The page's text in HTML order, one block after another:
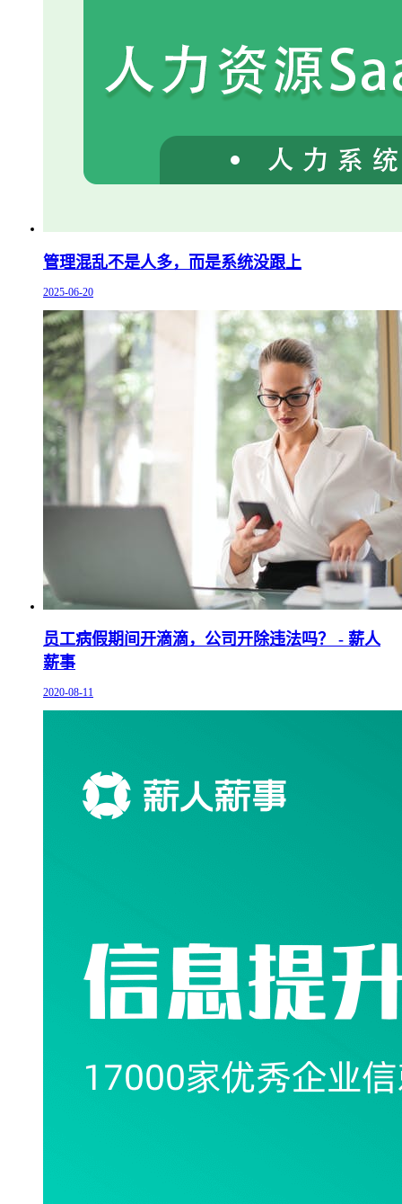
管理混乱不是人多，而是系统没跟上
2025-06-20
员工病假期间开滴滴，公司开除违法吗？ - 薪人
薪事
2020-08-11